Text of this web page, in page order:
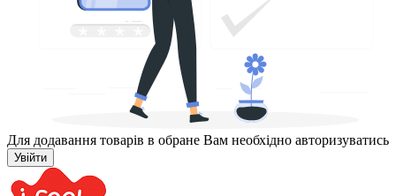
Для додавання товарів в обране Вам необхідно авторизуватись
Увійти